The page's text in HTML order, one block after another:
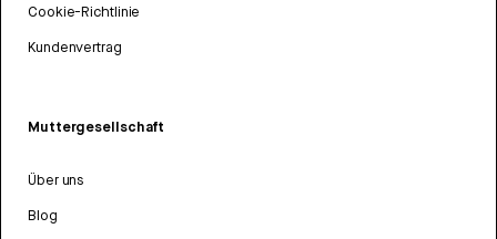
Cookie-Richtlinie
Kundenvertrag
Muttergesellschaft
Über uns
Blog